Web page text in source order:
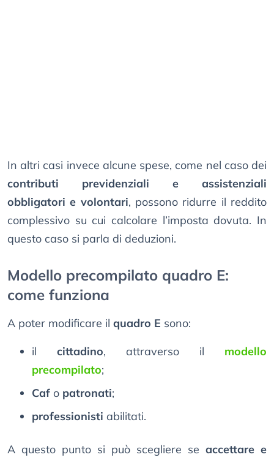
In altri casi invece alcune spese, come nel caso dei
contributi previdenziali e assistenziali
obbligatori e volontari, possono ridurre il reddito
complessivo su cui calcolare l’imposta dovuta. In
questo caso si parla di deduzioni.
Modello precompilato quadro E:
come funziona
A poter modificare il quadro E sono:
il cittadino, attraverso il modello
precompilato;
Caf o patronati;
professionisti abilitati.
A questo punto si può scegliere se accettare e